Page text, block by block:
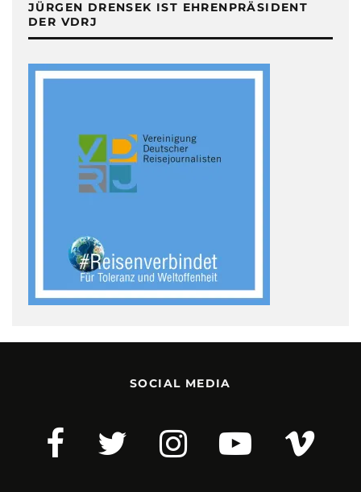
JÜRGEN DRENSEK IST EHRENPRÄSIDENT
DER VDRJ
SOCIAL MEDIA